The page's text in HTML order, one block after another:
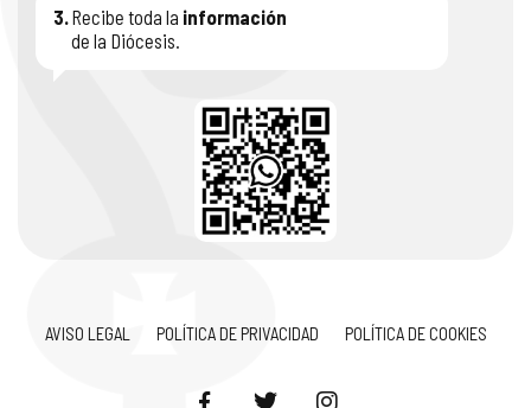
3.Recibe toda la información
de la Diócesis.
AVISO LEGAL POLÍTICA DE PRIVACIDAD POLÍTICA DE COOKIES